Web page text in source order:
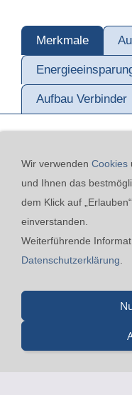
Merkmale
Aufbau Verbinder
Kontakt 24h-
Merz GmbH -
Wir verwenden Cookies
und Ihnen das
dem Klick auf
einverstanden.
Weiterführende
Datenschutzerklärung